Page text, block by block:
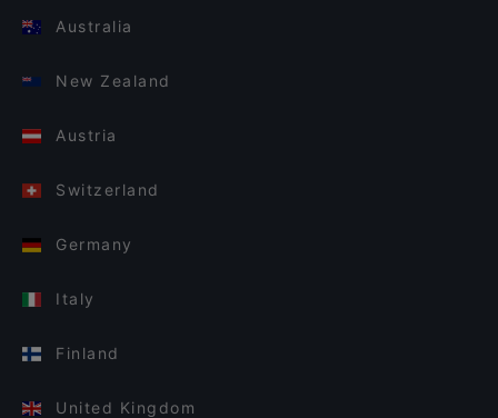
Australia
New Zealand
Austria
Switzerland
Germany
Italy
Finland
United Kingdom